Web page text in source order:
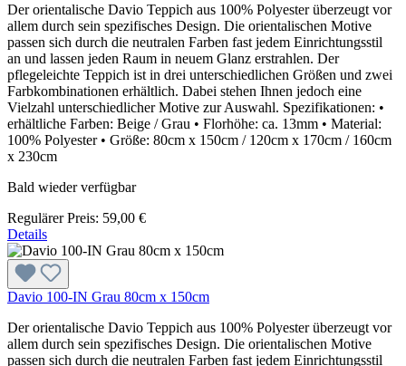
Der orientalische Davio Teppich aus 100% Polyester überzeugt vor
allem durch sein spezifisches Design. Die orientalischen Motive
passen sich durch die neutralen Farben fast jedem Einrichtungsstil
an und lassen jeden Raum in neuem Glanz erstrahlen. Der
pflegeleichte Teppich ist in drei unterschiedlichen Größen und zwei
Farbkombinationen erhältlich. Dabei stehen Ihnen jedoch eine
Vielzahl unterschiedlicher Motive zur Auswahl. Spezifikationen: •
erhältliche Farben: Beige / Grau • Florhöhe: ca. 13mm • Material:
100% Polyester • Größe: 80cm x 150cm / 120cm x 170cm / 160cm
x 230cm
Bald wieder verfügbar
Regulärer Preis: 59,00 €
Details
Davio 100-IN Grau 80cm x 150cm
Der orientalische Davio Teppich aus 100% Polyester überzeugt vor
allem durch sein spezifisches Design. Die orientalischen Motive
passen sich durch die neutralen Farben fast jedem Einrichtungsstil